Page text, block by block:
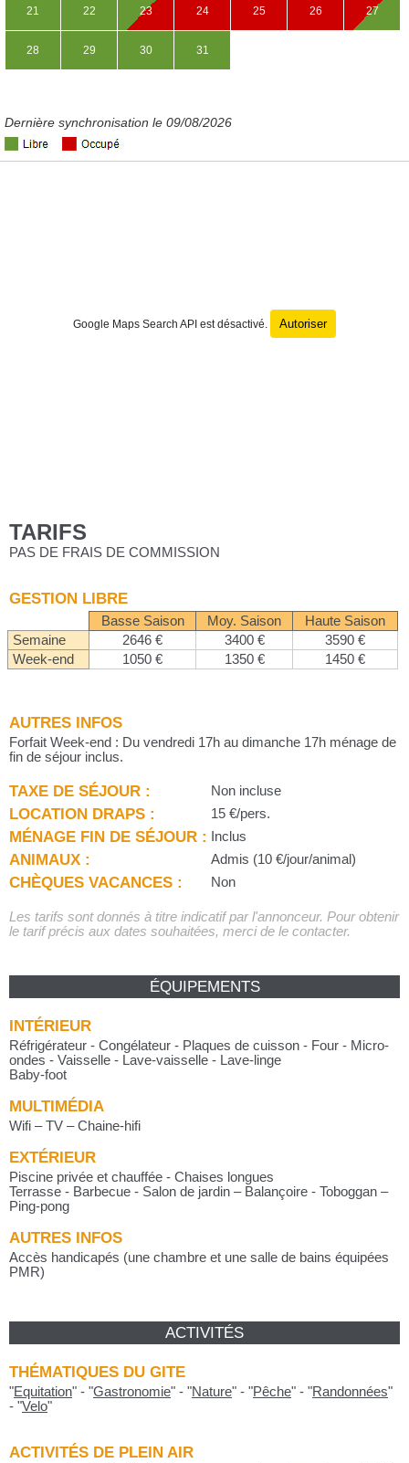
21 22 23 24 25 26 27
28 29 30 31
Dernière synchronisation le 09/08/2026
Google Maps Search API est désactivé. Autoriser
TARIFS
PAS DE FRAIS DE COMMISSION
GESTION LIBRE
Basse Saison Moy. Saison
Haute Saison
Semaine
2646 € 3400 €
3590 €
Week-end
1050 € 1350 € 1450 €
AUTRES INFOS
Forfait Week-end : Du vendredi 17h au dimanche 17h ménage de
fin de séjour inclus.
TAXE DE SÉJOUR : Non incluse
LOCATION DRAPS : 15 €/pers.
MÉNAGE FIN DE SÉJOUR : Inclus
ANIMAUX : Admis (10 €/jour/animal)
CHÈQUES VACANCES : Non
Les tarifs sont donnés à titre indicatif par l'annonceur. Pour obtenir
le tarif précis aux dates souhaitées, merci de le contacter.
ÉQUIPEMENTS
INTÉRIEUR
Réfrigérateur - Congélateur - Plaques de cuisson - Four - Micro-
ondes - Vaisselle - Lave-vaisselle - Lave-linge
Baby-foot
MULTIMÉDIA
Wifi – TV – Chaine-hifi
EXTÉRIEUR
Piscine privée et chauffée - Chaises longues
Terrasse - Barbecue - Salon de jardin – Balançoire - Toboggan –
Ping-pong
AUTRES INFOS
Accès handicapés (une chambre et une salle de bains équipées
PMR)
ACTIVITÉS
THÉMATIQUES DU GITE
"Equitation" - "Gastronomie" - "Nature" - "Pêche" - "Randonnées"
- "Velo"
ACTIVITÉS DE PLEIN AIR